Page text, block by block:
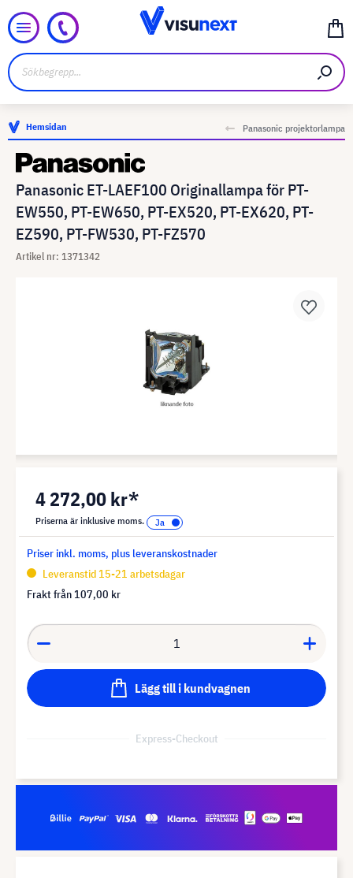
Hemsidan Panasonic projektorlampa
Panasonic ET-LAEF100 Originallampa för PT-
EW550, PT-EW650, PT-EX520, PT-EX620, PT-
EZ590, PT-FW530, PT-FZ570
Artikel nr: 1371342
4 272,00 kr*
Priserna är inklusive moms.
Priser inkl. moms, plus leveranskostnader
Leveranstid 15-21 arbetsdagar
Frakt från 107,00 kr
Lägg till i kundvagnen
Express-Checkout